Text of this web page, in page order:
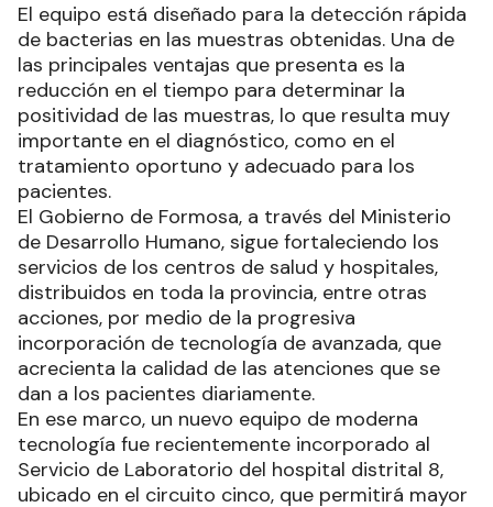
El equipo está diseñado para la detección rápida
de bacterias en las muestras obtenidas. Una de
las principales ventajas que presenta es la
reducción en el tiempo para determinar la
positividad de las muestras, lo que resulta muy
importante en el diagnóstico, como en el
tratamiento oportuno y adecuado para los
pacientes.
El Gobierno de Formosa, a través del Ministerio
de Desarrollo Humano, sigue fortaleciendo los
servicios de los centros de salud y hospitales,
distribuidos en toda la provincia, entre otras
acciones, por medio de la progresiva
incorporación de tecnología de avanzada, que
acrecienta la calidad de las atenciones que se
dan a los pacientes diariamente.
En ese marco, un nuevo equipo de moderna
tecnología fue recientemente incorporado al
Servicio de Laboratorio del hospital distrital 8,
ubicado en el circuito cinco, que permitirá mayor